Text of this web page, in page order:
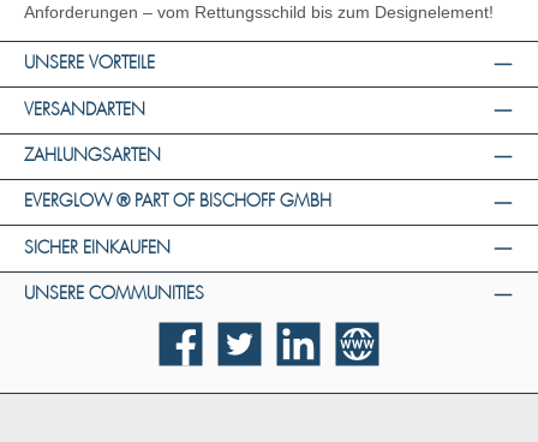
Anforderungen – vom Rettungsschild bis zum Designelement!
UNSERE VORTEILE
VERSANDARTEN
ZAHLUNGSARTEN
EVERGLOW ® PART OF BISCHOFF GMBH
SICHER EINKAUFEN
UNSERE COMMUNITIES
FacebookTwitter LinkedIn Website